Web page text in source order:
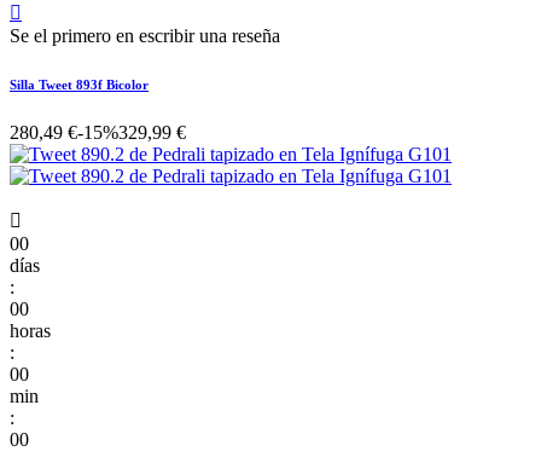

Se el primero en escribir una reseña
Silla Tweet 893f Bicolor
280,49 €-15%329,99 €

00
días
:
00
horas
:
00
min
:
00